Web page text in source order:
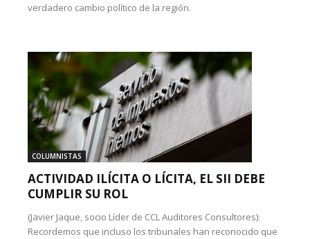
verdadero cambio político de la región.
COLUMNISTAS
ACTIVIDAD ILÍCITA O LÍCITA, EL SII DEBE
CUMPLIR SU ROL
(Javier Jaque, socio Líder de CCL Auditores Consultores):
Recordemos que incluso los tribunales han reconocido que